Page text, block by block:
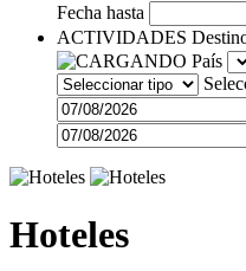
Fecha hasta
ACTIVIDADES
País
Hoteles